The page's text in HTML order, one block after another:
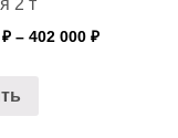
2 т
₽– 402 000 ₽